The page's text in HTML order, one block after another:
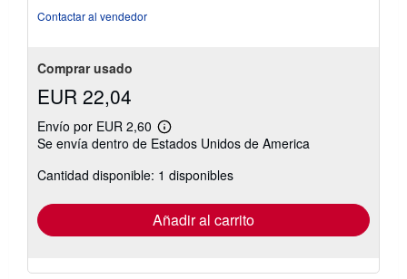
Contactar al vendedor
Comprar usado
EUR 22,04
Envío por EUR 2,60
Más
información
las
tarifas
envío
Se envía dentro de Estados Unidos de America
Cantidad disponible: 1 disponibles
Añadir al carrito